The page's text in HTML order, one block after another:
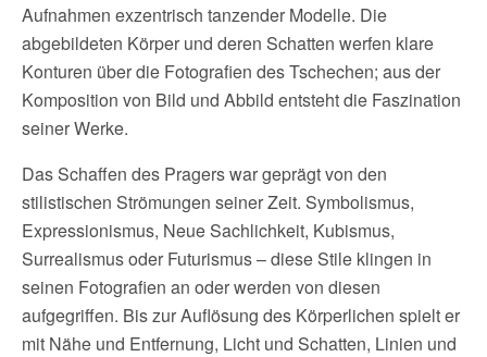
Aufnahmen exzentrisch tanzender Modelle. Die
abgebildeten Körper und deren Schatten werfen klare
Konturen über die Fotografien des Tschechen; aus der
Komposition von Bild und Abbild entsteht die Faszination
seiner Werke.
Das Schaffen des Pragers war geprägt von den
stilistischen Strömungen seiner Zeit. Symbolismus,
Expressionismus, Neue Sachlichkeit, Kubismus,
Surrealismus oder Futurismus – diese Stile klingen in
seinen Fotografien an oder werden von diesen
aufgegriffen. Bis zur Auflösung des Körperlichen spielt er
mit Nähe und Entfernung, Licht und Schatten, Linien und